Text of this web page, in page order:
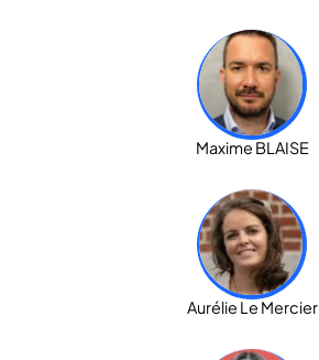
Maxime BLAISE
Aurélie Le Mercier